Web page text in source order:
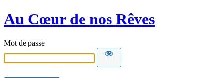
Au Cœur de nos Rêves
Mot de passe